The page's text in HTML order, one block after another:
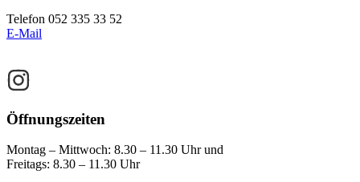
Telefon 052 335 33 52
E-Mail
Öffnungszeiten
Montag – Mittwoch: 8.30 – 11.30 Uhr und
Freitags: 8.30 – 11.30 Uhr